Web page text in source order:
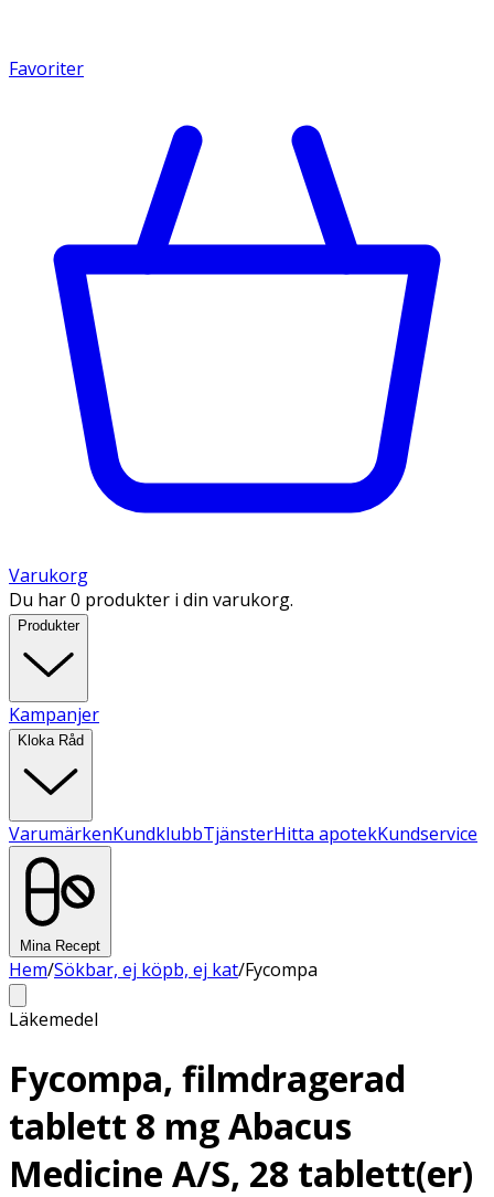
Favoriter
Varukorg
Du har 0 produkter i din varukorg.
Produkter
Kampanjer
Kloka Råd
VarumärkenKundklubbTjänsterHitta apotekKundservice
Mina Recept
Hem/Sökbar, ej köpb, ej kat/Fycompa
Läkemedel
Fycompa, filmdragerad
tablett 8 mg Abacus
Medicine A/S, 28 tablett(er)